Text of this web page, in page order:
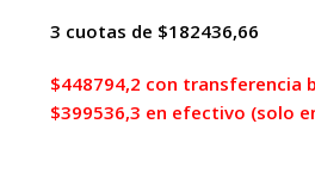
3 cuotas de $182436,66
$448794,2 con transferencia
$399536,3 en efectivo (solo